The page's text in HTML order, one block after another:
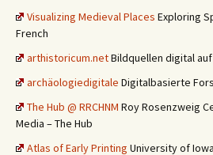
Visualizing Medieval Places Exploring
French
arthistoricum.netBildquellen digital
archäologiedigitale Digitalbasierte
The Hub @ RRCHNM Roy Rosenzweig
Media – The Hub
Atlas of Early Printing University of